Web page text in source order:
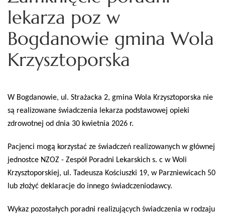
lekarza poz w
Bogdanowie gmina Wola
Krzysztoporska
W Bogdanowie, ul. Strażacka 2, gmina Wola Krzysztoporska nie
są realizowane świadczenia lekarza podstawowej opieki
zdrowotnej od dnia 30 kwietnia 2026 r.
Pacjenci mogą korzystać ze świadczeń realizowanych w głównej
jednostce NZOZ - Zespół Poradni Lekarskich s. c w Woli
Krzysztoporskiej, ul. Tadeusza Kościuszki 19, w Parzniewicach 50
lub złożyć deklaracje do innego świadczeniodawcy.
Wykaz pozostałych poradni realizujących świadczenia w rodzaju